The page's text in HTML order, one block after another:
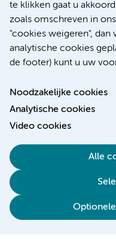
te klikken gaat u
zoals omschreven in ons
"cookies weigeren",
analytische cookies
de footer) kunt u uw
Noodzakelijke cookies
Analytische cookies
Video cookies
Alle
Verwijzen &
Toegankelijkheidsverklaring
Responsible disclosure